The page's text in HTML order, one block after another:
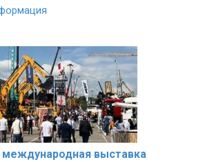
международная выставка